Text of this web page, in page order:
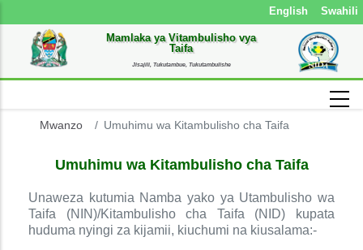
English Swahili
Mamlaka ya Vitambulisho vya
Taifa
Jisajili, Tukutambue, Tukutambulishe
Mwanzo Umuhimu wa Kitambulisho cha Taifa
Umuhimu wa Kitambulisho cha Taifa
Unaweza kutumia Namba yako ya Utambulisho wa
Taifa (NIN)/Kitambulisho cha Taifa (NID) kupata
huduma nyingi za kijamii, kiuchumi na kiusalama:-